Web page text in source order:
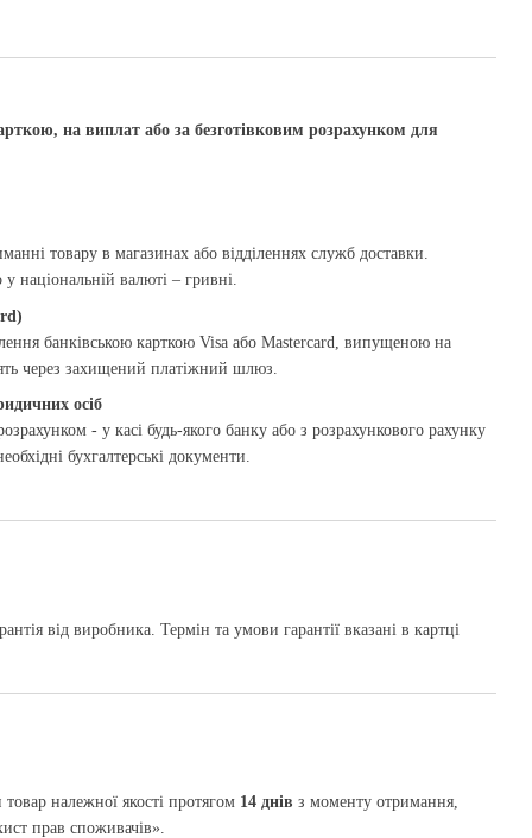
на виплат або за безготівковим розрахунком для
товару в магазинах або відділеннях служб доставки.
національній валюті – гривні.
банківською карткою Visa або Mastercard, випущеною на
через захищений платіжний шлюз.
осіб
- у касі будь-якого банку або з розрахункового рахунку
бухгалтерські документи.
від виробника. Термін та умови гарантії вказані в картці
належної якості протягом 14 днів з моменту отримання,
прав споживачів».